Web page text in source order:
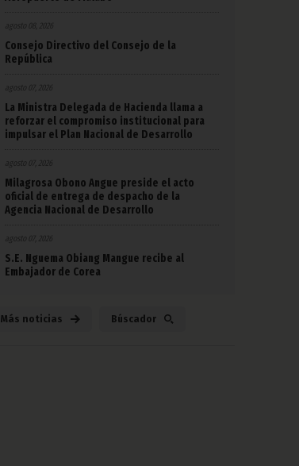
agosto 08, 2026
Consejo Directivo del Consejo de la
República
agosto 07, 2026
La Ministra Delegada de Hacienda llama a
reforzar el compromiso institucional para
impulsar el Plan Nacional de Desarrollo
agosto 07, 2026
Milagrosa Obono Angue preside el acto
oficial de entrega de despacho de la
Agencia Nacional de Desarrollo
agosto 07, 2026
S.E. Nguema Obiang Mangue recibe al
Embajador de Corea
Más noticias Búscador